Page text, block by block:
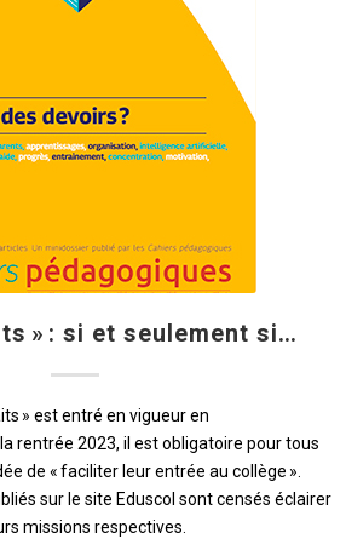
» : si et seulement si…
» est entré en vigueur en
rentrée 2023, il est obligatoire pour tous
de « faciliter leur entrée au collège ».
sur le site Eduscol sont censés éclairer
missions respectives.